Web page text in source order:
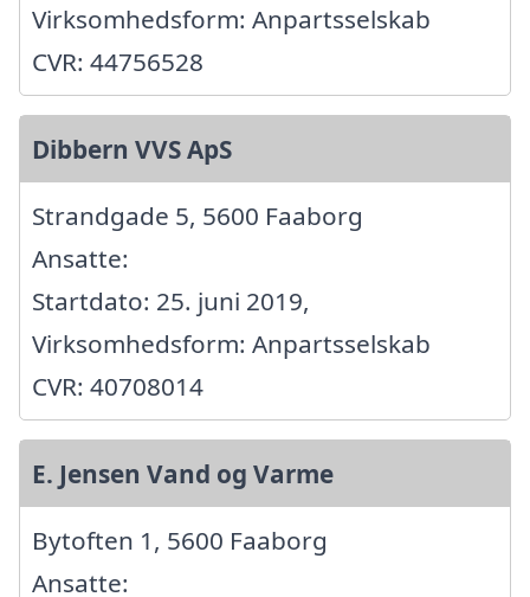
Virksomhedsform: Anpartsselskab
CVR: 44756528
Dibbern VVS ApS
Strandgade 5, 5600 Faaborg
Ansatte:
Startdato: 25. juni 2019,
Virksomhedsform: Anpartsselskab
CVR: 40708014
E. Jensen Vand og Varme
Bytoften 1, 5600 Faaborg
Ansatte: